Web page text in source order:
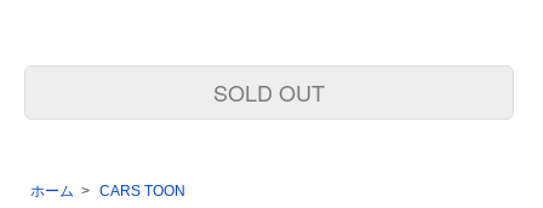
SOLD OUT
ホーム > CARS TOON